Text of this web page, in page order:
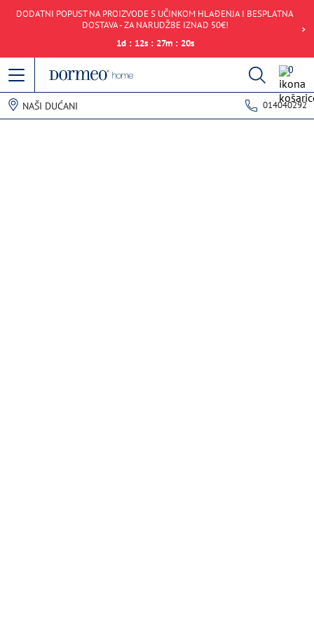
DODATNI POPUST NA PROIZVODE S UČINKOM HLAĐENJA I BESPLATNA
DOSTAVA - ZA NARUDŽBE IZNAD 50€!
1d : 12s : 27m : 20s
0
NAŠI DUĆANI 014040292